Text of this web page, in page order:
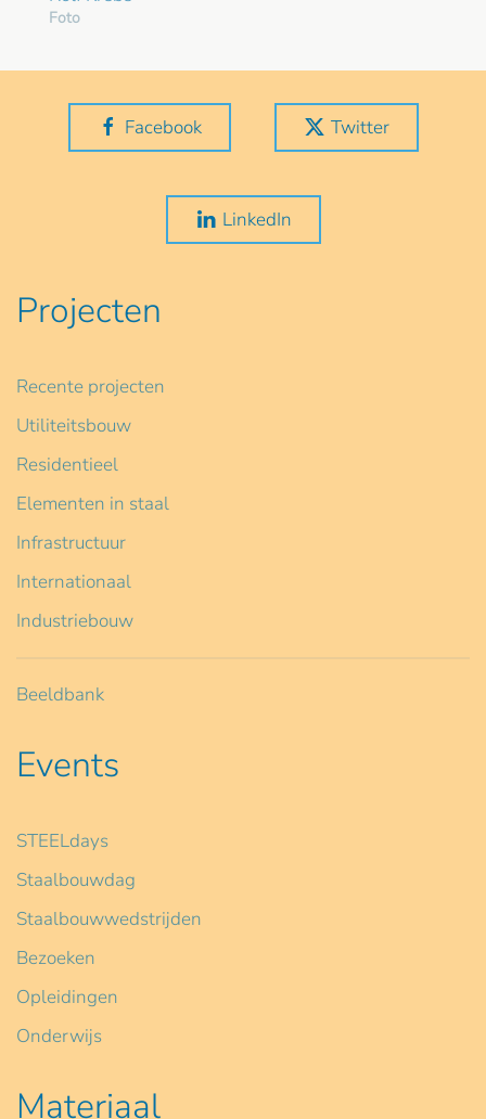
Foto
Facebook Twitter
LinkedIn
Projecten
Recente projecten
Utiliteitsbouw
Residentieel
Elementen in staal
Infrastructuur
Internationaal
Industriebouw
Beeldbank
Events
STEELdays
Staalbouwdag
Staalbouwwedstrijden
Bezoeken
Opleidingen
Onderwijs
Materiaal